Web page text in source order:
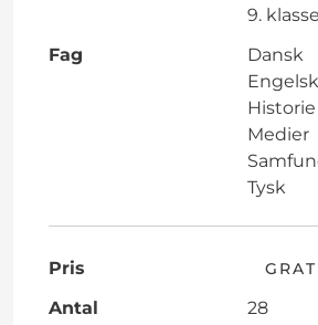
9. klasse
Fag
Dansk
Engelsk
Historie
Medier
Tysk
Pris
Antal
28